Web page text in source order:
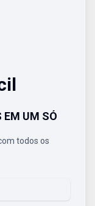
EM UM SÓ
todos os